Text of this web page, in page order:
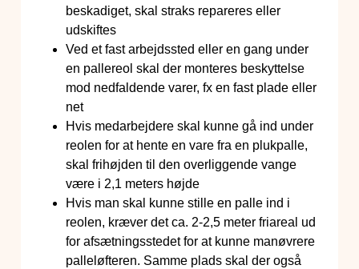
beskadiget, skal straks repareres eller
udskiftes
Ved et fast arbejdssted eller en gang under
en pallereol skal der monteres beskyttelse
mod nedfaldende varer, fx en fast plade eller
net
Hvis medarbejdere skal kunne gå ind under
reolen for at hente en vare fra en plukpalle,
skal frihøjden til den overliggende vange
være i 2,1 meters højde
Hvis man skal kunne stille en palle ind i
reolen, kræver det ca. 2-2,5 meter friareal ud
for afsætningsstedet for at kunne manøvrere
palleløfteren. Samme plads skal der også